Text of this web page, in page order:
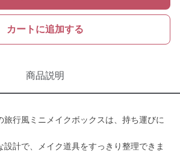
カートに追加する
商品説明
旅行風ミニメイクボックスは、持ち運びに
設計で、メイク道具をすっきり整理できま